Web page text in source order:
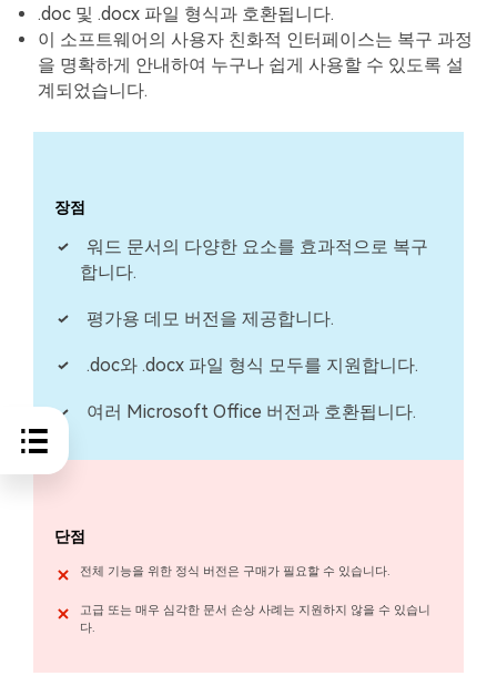
.doc 및 .docx 파일 형식과 호환됩니다.
이 소프트웨어의 사용자 친화적 인터페이스는 복구 과정
을 명확하게 안내하여 누구나 쉽게 사용할 수 있도록 설
계되었습니다.
장점
워드 문서의 다양한 요소를 효과적으로 복구
합니다.
평가용 데모 버전을 제공합니다.
.doc와 .docx 파일 형식 모두를 지원합니다.
여러 Microsoft Office 버전과 호환됩니다.
단점
전체 기능을 위한 정식 버전은 구매가 필요할 수 있습니다.
고급 또는 매우 심각한 문서 손상 사례는 지원하지 않을 수 있습니
다.